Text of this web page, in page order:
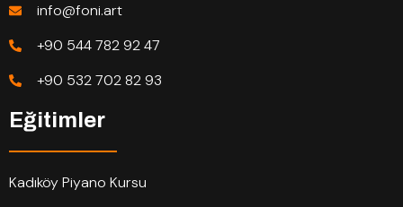
info@foni.art
+90 544 782 92 47
+90 532 702 82 93
Eğitimler
Kadıköy Piyano Kursu